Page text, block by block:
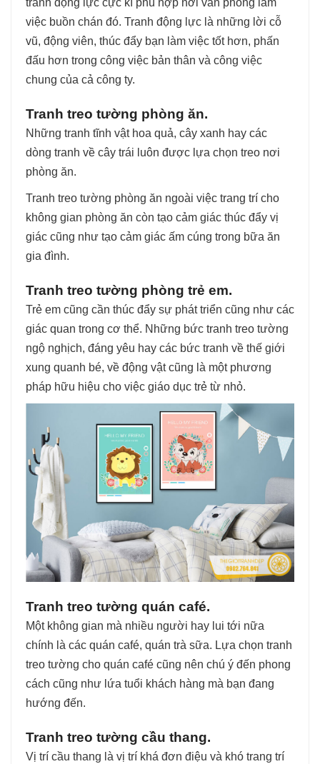
việc buồn chán đó. Tranh động lực là những lời cỗ
vũ, động viên, thúc đẩy bạn làm việc tốt hơn, phấn
đấu hơn trong công việc bản thân và công việc
chung của cả công ty.
Tranh treo tường phòng ăn.
Những tranh tĩnh vật hoa quả, cây xanh hay các
dòng tranh về cây trái luôn được lựa chọn treo nơi
phòng ăn.
Tranh treo tường phòng ăn ngoài việc trang trí cho
không gian phòng ăn còn tạo cảm giác thúc đẩy vị
giác cũng như tạo cảm giác ấm cúng trong bữa ăn
gia đình.
Tranh treo tường phòng trẻ em.
Trẻ em cũng cần thúc đẩy sự phát triển cũng như các
giác quan trong cơ thể. Những bức tranh treo tường
ngộ nghịch, đáng yêu hay các bức tranh về thế giới
xung quanh bé, về động vật cũng là một phương
pháp hữu hiệu cho việc giáo dục trẻ từ nhỏ.
Tranh treo tường quán café.
Một không gian mà nhiều người hay lui tới nữa
chính là các quán café, quán trà sữa. Lựa chọn tranh
treo tường cho quán café cũng nên chú ý đến phong
cách cũng như lứa tuổi khách hàng mà bạn đang
hướng đến.
Tranh treo tường cầu thang.
Vị trí cầu thang là vị trí khá đơn điệu và khó trang trí